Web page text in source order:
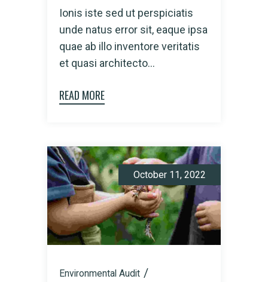
Ionis iste sed ut perspiciatis
unde natus error sit, eaque ipsa
quae ab illo inventore veritatis
et quasi architecto...
READ MORE
October 11, 2022
Environmental Audit